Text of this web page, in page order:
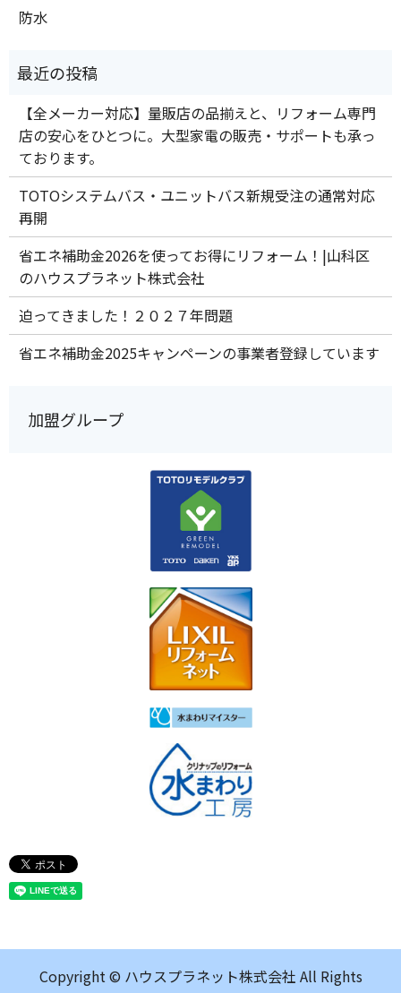
防水
【全メーカー対応】量販店の品揃えと、リフォーム専門
店の安心をひとつに。大型家電の販売・サポートも承っ
ております。
TOTOシステムバス・ユニットバス新規受注の通常対応
再開
省エネ補助金2026を使ってお得にリフォーム！|山科区
のハウスプラネット株式会社
迫ってきました！２０２７年問題
省エネ補助金2025キャンペーンの事業者登録しています
加盟グループ
Copyright © ハウスプラネット株式会社 All Rights